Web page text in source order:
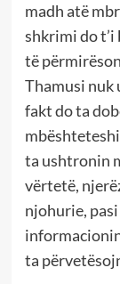
madh atë
shkrimi do t’i
të
Thamusi nuk
fakt do ta
ta ushtronin
vërtetë,
njohurie,
ta